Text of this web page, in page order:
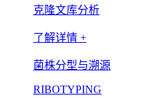
克隆文库分析
了解详情 +
菌株分型与溯源
RIBOTYPING